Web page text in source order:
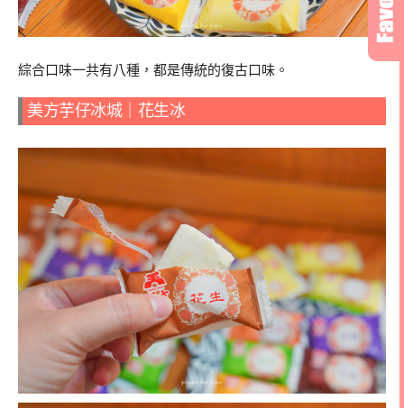
綜合口味一共有八種，都是傳統的復古口味。
美方芋仔冰城｜花生冰